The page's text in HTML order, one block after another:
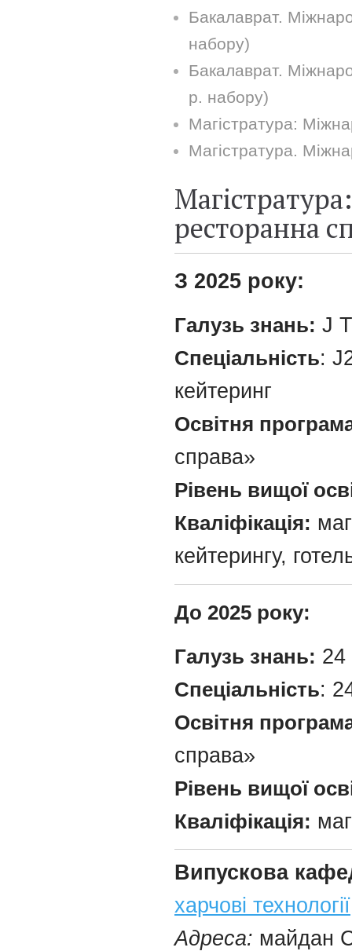
Бакалаврат.
набору)
Бакалаврат.
р. набору)
Магістратура:
Магістратура.
ресторанна
З 2025 року:
Галузь знань: J
Спеціальність:
кейтеринг
Освітня
справа»
Рівень вищої
Кваліфікація:
кейтерингу,
До 2025 року:
Галузь знань: 24
Спеціальність:
Освітня
справа»
Рівень вищої
Кваліфікація:
Випускова
харчові технології
Адреса: майдан